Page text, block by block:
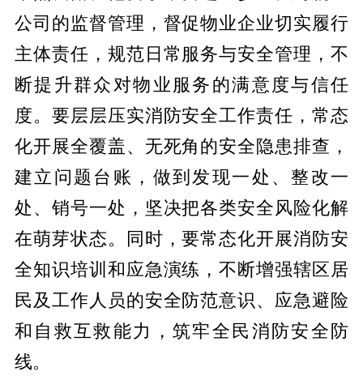
公司的监督管理，督促物业企业切实履行
主体责任，规范日常服务与安全管理，不
断提升群众对物业服务的满意度与信任
度。要层层压实消防安全工作责任，常态
化开展全覆盖、无死角的安全隐患排查，
建立问题台账，做到发现一处、整改一
处、销号一处，坚决把各类安全风险化解
在萌芽状态。同时，要常态化开展消防安
全知识培训和应急演练，不断增强辖区居
民及工作人员的安全防范意识、应急避险
和自救互救能力，筑牢全民消防安全防
线。